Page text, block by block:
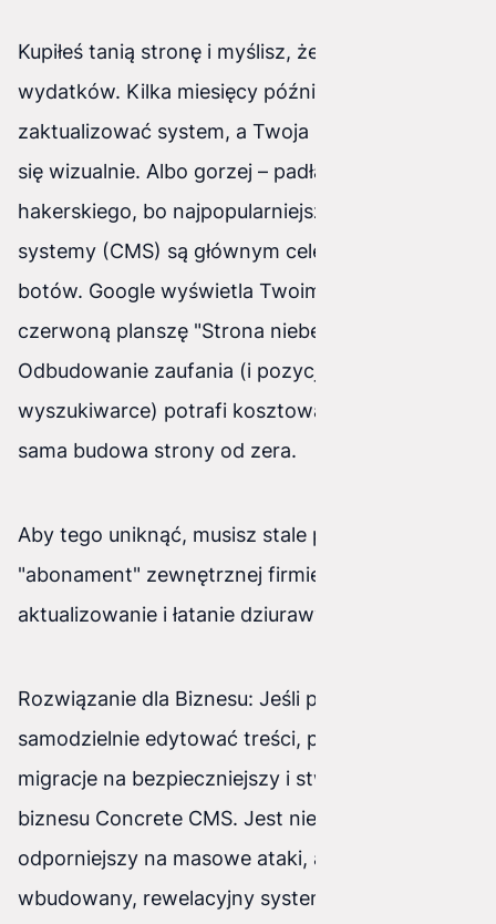
Kupiłeś tanią stronę i myślisz, że to koniec
wydatków. Kilka miesięcy później próbujesz
zaktualizować system, a Twoja strona rozsypuje
się wizualnie. Albo gorzej – padła ofiarą ataku
hakerskiego, bo najpopularniejsze darmowe
systemy (CMS) są głównym celem złośliwych
botów. Google wyświetla Twoim klientom
czerwoną planszę "Strona niebezpieczna".
Odbudowanie zaufania (i pozycji w
wyszukiwarce) potrafi kosztować więcej niż
sama budowa strony od zera.
Aby tego uniknąć, musisz stale płacić
"abonament" zewnętrznej firmie za pilnowanie,
aktualizowanie i łatanie dziurawych wtyczek.
Rozwiązanie dla Biznesu: Jeśli potrzebujesz
samodzielnie edytować treści, prowadzimy
migracje na bezpieczniejszy i stworzony dla
biznesu Concrete CMS. Jest nie tylko
odporniejszy na masowe ataki, ale posiada
wbudowany, rewelacyjny system edycji (tzw. in-